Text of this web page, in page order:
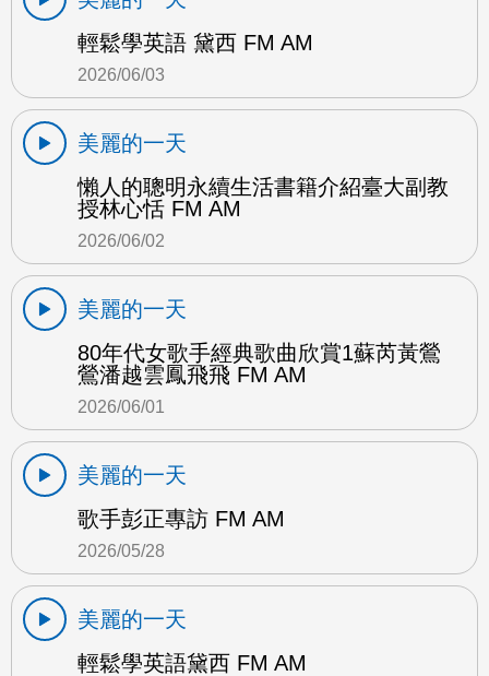
輕鬆學英語 黛西 FM AM
2026/06/03
美麗的一天
懶人的聰明永續生活書籍介紹臺大副教
授林心恬 FM AM
2026/06/02
美麗的一天
80年代女歌手經典歌曲欣賞1蘇芮黃鶯
鶯潘越雲鳳飛飛 FM AM
2026/06/01
美麗的一天
歌手彭正專訪 FM AM
2026/05/28
美麗的一天
輕鬆學英語黛西 FM AM